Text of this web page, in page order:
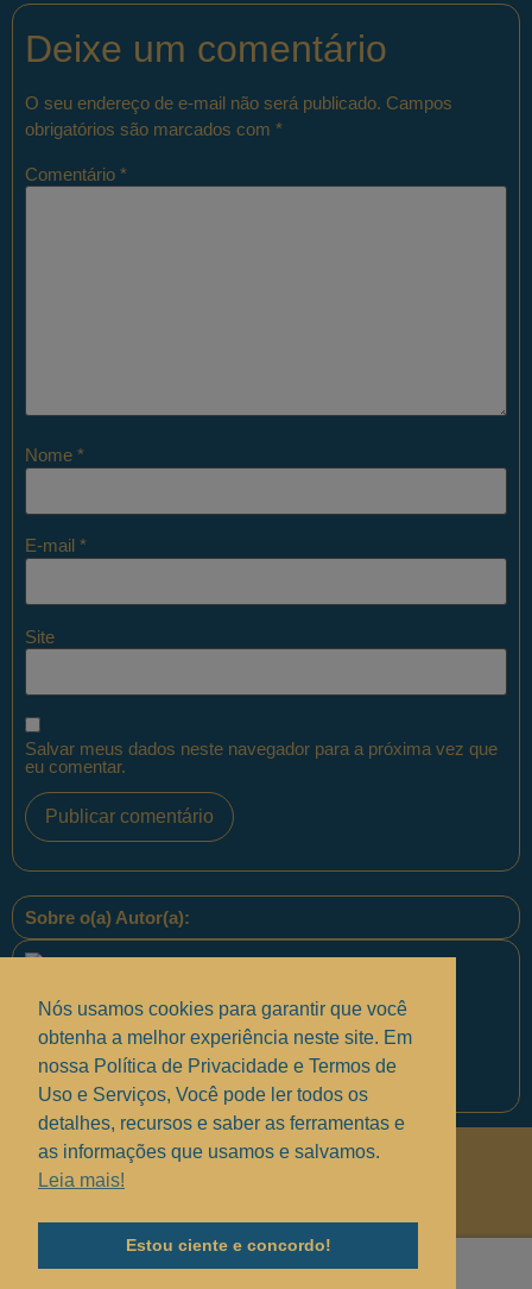
Deixe um comentário
O seu endereço de e-mail não será publicado. Campos
obrigatórios são marcados com *
Comentário *
Nome *
E-mail *
Site
Salvar meus dados neste navegador para a próxima vez que
eu comentar.
Sobre o(a) Autor(a):
Equipe PontoPM
Políticas de Privacidade.
Solucionando suas dúvidas
Nós usamos cookies para garantir que você
obtenha a melhor experiência neste site. Em
nossa Política de Privacidade e Termos de
Uso e Serviços, Você pode ler todos os
detalhes, recursos e saber as ferramentas e
as informações que usamos e salvamos.
Leia mais!
Estou ciente e concordo!